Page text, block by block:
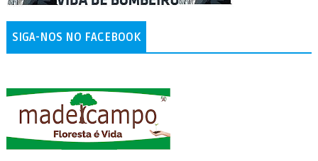
SIGA-NOS NO FACEBOOK